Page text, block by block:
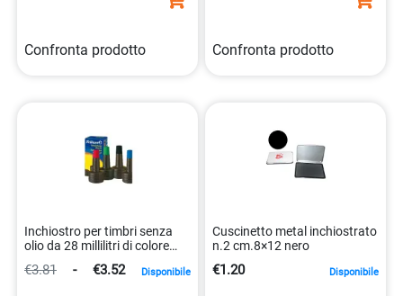
Confronta prodotto Confronta prodotto
Inchiostro per timbri senza
olio da 28 millilitri di colore
€3.81 - €3.52 Disponibile
Cuscinetto metal inchiostrato
n.2 cm.8×12 nero
€1.20 Disponibile